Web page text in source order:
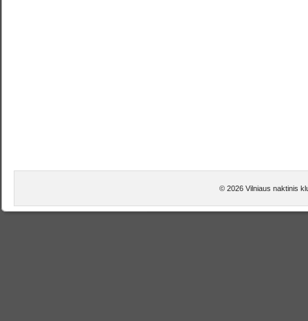
© 2026 Vilniaus naktinis